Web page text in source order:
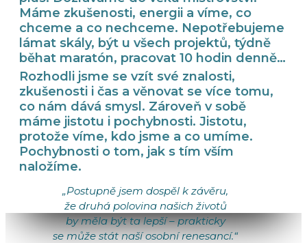
Máme zkušenosti, energii a víme, co
chceme a co nechceme. Nepotřebujeme
lámat skály, být u všech projektů, týdně
běhat maratón, pracovat 10 hodin denně…
Rozhodli jsme se vzít své znalosti,
zkušenosti i čas a věnovat se více tomu,
co nám dává smysl. Zároveň v sobě
máme jistotu i pochybnosti. Jistotu,
protože víme, kdo jsme a co umíme.
Pochybnosti o tom, jak s tím vším
naložíme.
„Postupně jsem dospěl k závěru,
že druhá polovina našich životů
by měla být ta lepší – prakticky
se může stát naší osobní renesancí.“